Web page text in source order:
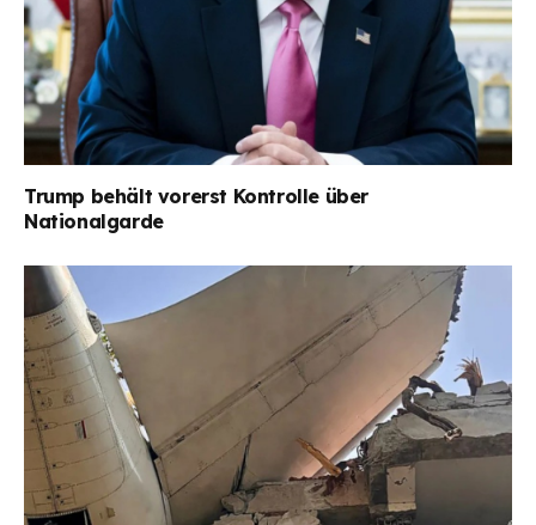
Trump behält vorerst Kontrolle über
Nationalgarde